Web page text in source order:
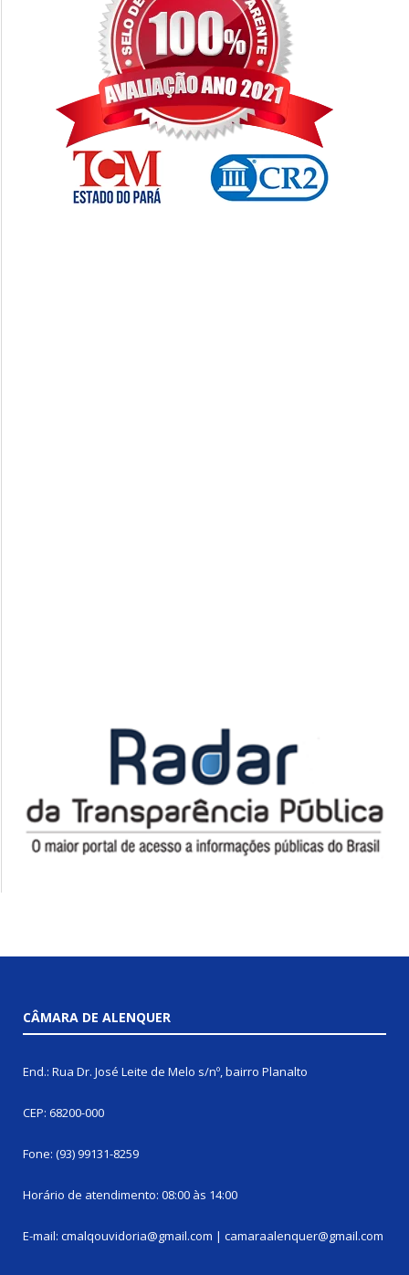
CÂMARA DE ALENQUER
End.: Rua Dr. José Leite de Melo s/nº, bairro Planalto
CEP: 68200-000
Fone: (93) 99131-8259
Horário de atendimento: 08:00 às 14:00
E-mail: cmalqouvidoria@gmail.com | camaraalenquer@gmail.com